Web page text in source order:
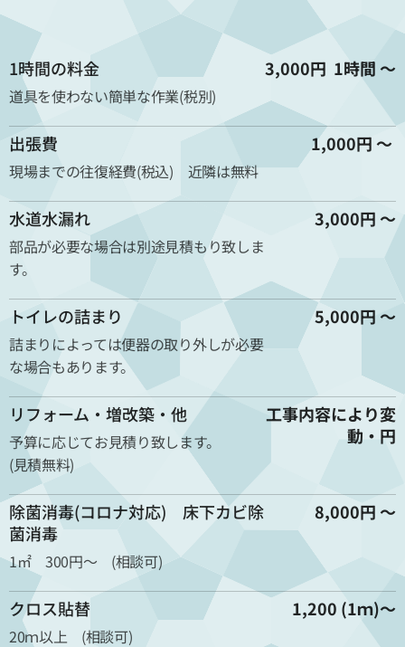
1時間の料金
道具を使わない簡単な作業(税別)
3,000円 1時間 ～
出張費
現場までの往復経費(税込) 近隣は無料
1,000円 ～
水道水漏れ
部品が必要な場合は別途見積もり致しま
す。
3,000円 ～
トイレの詰まり
詰まりによっては便器の取り外しが必要
な場合もあります。
5,000円 ～
リフォーム・増改築・他
予算に応じてお見積り致します。
(見積無料)
工事内容により変
動・円
除菌消毒(コロナ対応) 床下カビ除
菌消毒
1㎡ 300円～ (相談可)
8,000円 ～
クロス貼替
20ｍ以上 (相談可)
1,200 (1ｍ)～